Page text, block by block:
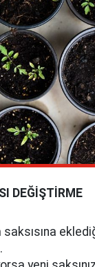
DEĞİŞTİRME
saksısına